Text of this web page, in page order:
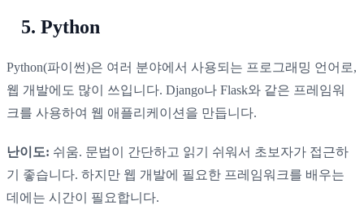
5. Python
Python(파이썬)은 여러 분야에서 사용되는 프로그래밍 언어로,
웹 개발에도 많이 쓰입니다. Django나 Flask와 같은 프레임워
크를 사용하여 웹 애플리케이션을 만듭니다.
난이도: 쉬움. 문법이 간단하고 읽기 쉬워서 초보자가 접근하
기 좋습니다. 하지만 웹 개발에 필요한 프레임워크를 배우는
데에는 시간이 필요합니다.